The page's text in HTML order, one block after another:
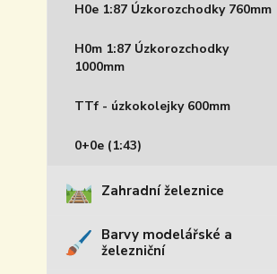
H0e 1:87 Úzkorozchodky 760mm
H0m 1:87 Úzkorozchodky
1000mm
TTf - úzkokolejky 600mm
0+0e (1:43)
Zahradní železnice
Barvy modelářské a
železniční